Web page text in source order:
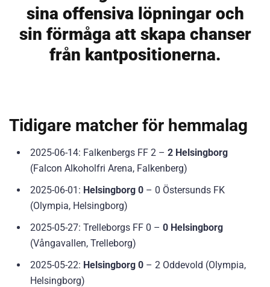
sina offensiva löpningar och
sin förmåga att skapa chanser
från kantpositionerna.
Tidigare matcher för hemmalag
2025-06-14: Falkenbergs FF 2 – 2 Helsingborg
(Falcon Alkoholfri Arena, Falkenberg)
2025-06-01: Helsingborg 0 – 0 Östersunds FK
(Olympia, Helsingborg)
2025-05-27: Trelleborgs FF 0 – 0 Helsingborg
(Vångavallen, Trelleborg)
2025-05-22: Helsingborg 0 – 2 Oddevold (Olympia,
Helsingborg)